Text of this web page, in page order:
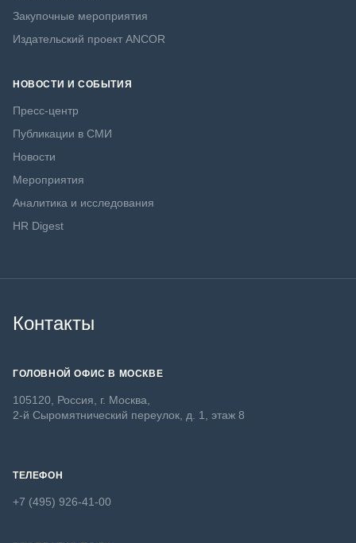
Закупочные мероприятия
Издательский проект ANCOR
НОВОСТИ И СОБЫТИЯ
Пресс-центр
Публикации в СМИ
Новости
Мероприятия
Аналитика и исследования
HR Digest
Контакты
ГОЛОВНОЙ ОФИС В МОСКВЕ
105120, Россия, г. Москва,
2-й Сыромятнический переулок, д. 1, этаж 8
ТЕЛЕФОН
+7 (495) 926-41-00